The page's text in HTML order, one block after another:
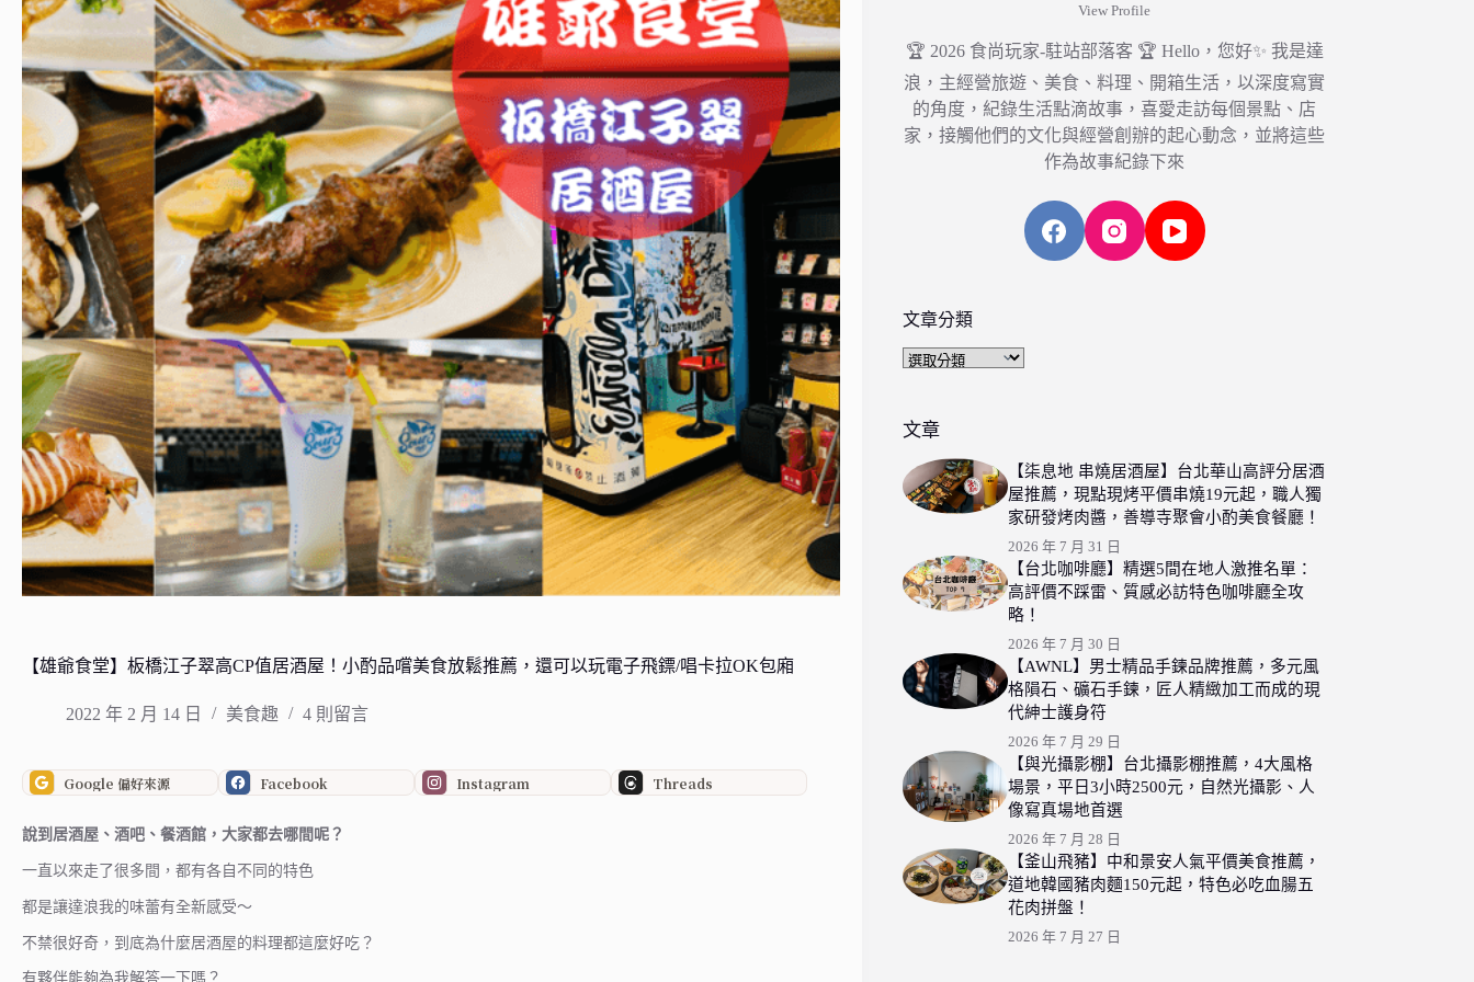
【雄爺食堂】板橋江子翠高CP值居酒屋！小酌品嚐美食放鬆推薦，還可以玩電子飛鏢/唱卡拉OK包廂
2022 年 2 月 14 日 美食趣 4 則留言
Google 偏好來源 Facebook Instagram Threads
說到居酒屋、酒吧、餐酒館，大家都去哪間呢？
一直以來走了很多間，都有各自不同的特色
都是讓達浪我的味蕾有全新感受～
不禁很好奇，到底為什麼居酒屋的料理都這麼好吃？
有夥伴能夠為我解答一下嗎？
View Profile
🏆 2026 食尚玩家-駐站部落客 🏆 Hello，您好✨ 我是達
浪，主經營旅遊、美食、料理、開箱生活，以深度寫實
的角度，紀錄生活點滴故事，喜愛走訪每個景點、店
家，接觸他們的文化與經營創辦的起心動念，並將這些
作為故事紀錄下來
文章分類
文
類
文章
【柒息地 串燒居酒屋】台北華山高評分居酒
屋推薦，現點現烤平價串燒19元起，職人獨
家研發烤肉醬，善導寺聚會小酌美食餐廳！
2026 年 7 月 31 日
【台北咖啡廳】精選5間在地人激推名單：
高評價不踩雷、質感必訪特色咖啡廳全攻
略！
2026 年 7 月 30 日
【AWNL】男士精品手鍊品牌推薦，多元風
格隕石、礦石手鍊，匠人精緻加工而成的現
代紳士護身符
2026 年 7 月 29 日
【與光攝影棚】台北攝影棚推薦，4大風格
場景，平日3小時2500元，自然光攝影、人
像寫真場地首選
2026 年 7 月 28 日
【釜山飛豬】中和景安人氣平價美食推薦，
道地韓國豬肉麵150元起，特色必吃血腸五
花肉拼盤！
2026 年 7 月 27 日